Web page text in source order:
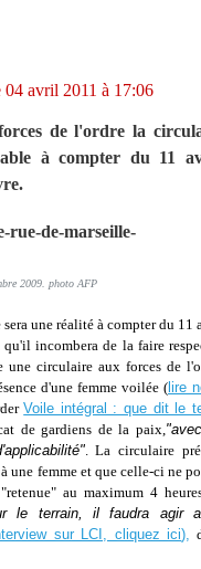
04 avril 2011 à 17:06
de l'ordre la
à compter du 11
2009. photo AFP
sera une réalité à compter du 11
incombera de la faire
une circulaire aux forces de
d'une femme voilée (lire
Voile intégral : que dit le
de gardiens de la paix,
. La circulaire
une femme et que celle-ci ne
au maximum 4
le terrain, il faudra agir
sur LCI, cliquez ici),